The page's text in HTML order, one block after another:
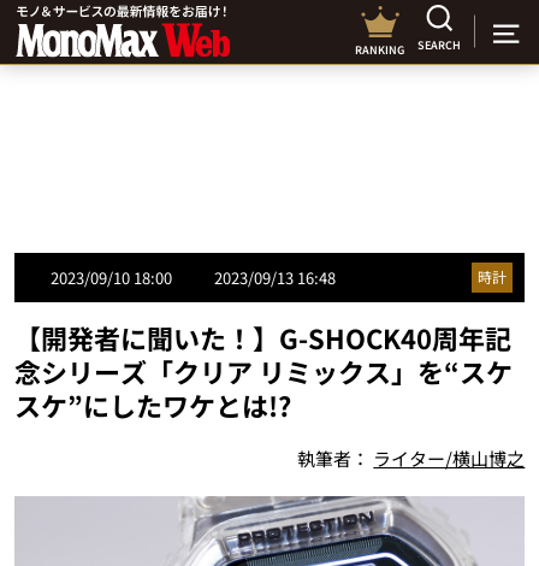
RANKING SEARCH
2023/09/10 18:00 2023/09/13 16:48 時計
【開発者に聞いた！】G-SHOCK40周年記
念シリーズ「クリア リミックス」を“スケ
スケ”にしたワケとは!?
執筆者： ライター/横山博之